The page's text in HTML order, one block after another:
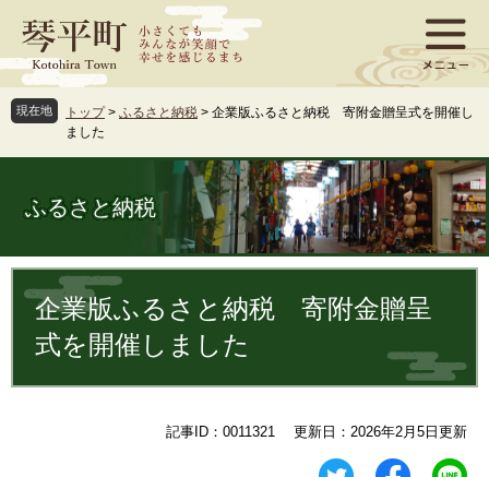
ジ
先
頭
ュ
を
飛
現在地 トップ > ふるさと納税 > 企業版ふるさと納税 寄附金贈呈式を開催し
ました
ふるさと納税
文 企業版ふるさと納税 寄附金贈呈
式を開催しました
記事ID：0011321 更新日：2026年2月5日更新